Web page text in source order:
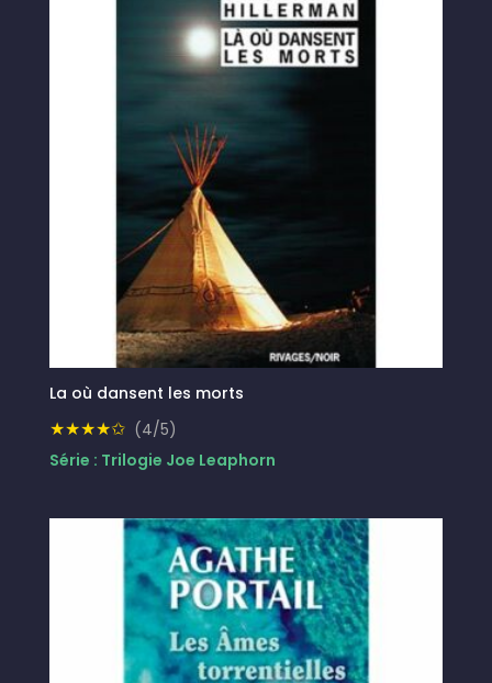
La où dansent les morts
★★★★✩ (4/5)
Série : Trilogie Joe Leaphorn